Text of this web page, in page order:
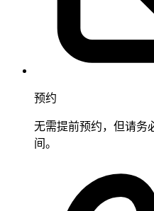
预约
无需提前预约，但请务
间。